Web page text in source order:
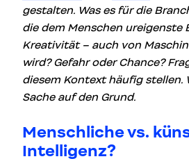
gestalten. Was es für die
die dem Menschen ureigenste
Kreativität – auch von
wird? Gefahr oder Chance?
diesem Kontext häufig stellen.
Sache auf den Grund.
Menschliche vs.
Intelligenz?